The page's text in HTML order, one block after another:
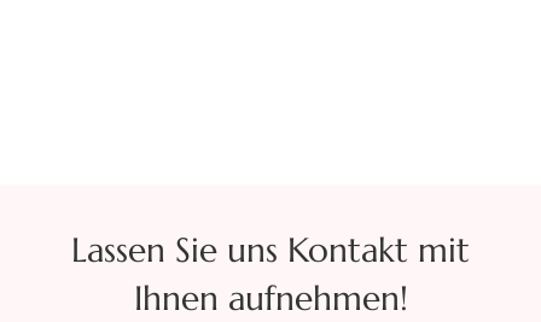
Lassen Sie uns Kontakt mit
Ihnen aufnehmen!